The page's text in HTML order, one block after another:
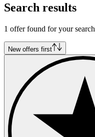
Search results
1 offer found for your search
New offers first